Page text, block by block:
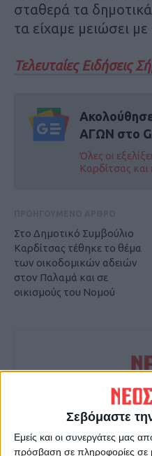
Σεβόμαστε
Εμείς και οι συνεργάτες μας
πρόσβαση σε πληροφορίες
σταθερά τα
τα είχαμε μειώσει
Τελευταίες Ειδήσεις
ΑΓΩΝ στο
Όλες οι
Καρδίτσας
Στο Δημοτικό Συμβούλιο
Καρδίτσας τέθηκε το θέμα
των οικοδομικών αδειών
στον Παλαμά και σε
οικισμούς του Νομού
https://